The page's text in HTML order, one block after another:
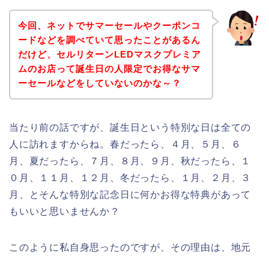
今回、ネットでサマーセールやクーポンコ
ードなどを調べていて思ったことがあるん
だけど、セルリターンLEDマスクプレミア
ムのお店って誕生日の人限定でお得なサマ
ーセールなどをしていないのかな～？
当たり前の話ですが、誕生日という特別な日は全ての
人に訪れますからね。春だったら、４月、５月、６
月、夏だったら、７月、８月、９月、秋だったら、１
０月、１１月、１２月、冬だったら、１月、２月、３
月、とそんな特別な記念日に何かお得な特典があって
もいいと思いませんか？
このように私自身思ったのですが、その理由は、地元